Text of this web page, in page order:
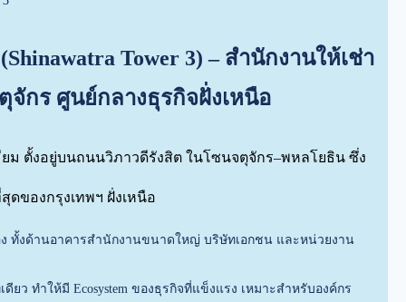
Tower 3) – สำนักงานให้เช่า
จักร ศูนย์กลางธุรกิจฝั่งเหนือ
ม ตั้งอยู่บนถนนวิภาวดีรังสิต ในโซนจตุจักร–พหลโยธิน ซึ่ง
ของกรุงเทพฯ ฝั่งเหนือ
อง ทั้งด้านอาคารสำนักงานขนาดใหญ่ บริษัทเอกชน และหน่วยงาน
ยว ทำให้มี Ecosystem ของธุรกิจที่แข็งแรง เหมาะสำหรับองค์กร